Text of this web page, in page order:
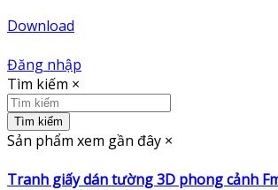
Download
Đăng nhập
Tìm kiếm ×
Tìm kiếm
Sản phẩm xem gần đây ×
Tranh giấy dán tường 3D phong cảnh